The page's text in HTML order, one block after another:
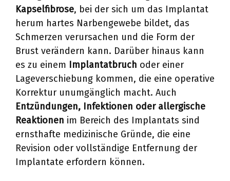
Kapselfibrose, bei der sich um das Implantat
herum hartes Narbengewebe bildet, das
Schmerzen verursachen und die Form der
Brust verändern kann. Darüber hinaus kann
es zu einem Implantatbruch oder einer
Lageverschiebung kommen, die eine operative
Korrektur unumgänglich macht. Auch
Entzündungen, Infektionen oder allergische
Reaktionen im Bereich des Implantats sind
ernsthafte medizinische Gründe, die eine
Revision oder vollständige Entfernung der
Implantate erfordern können.